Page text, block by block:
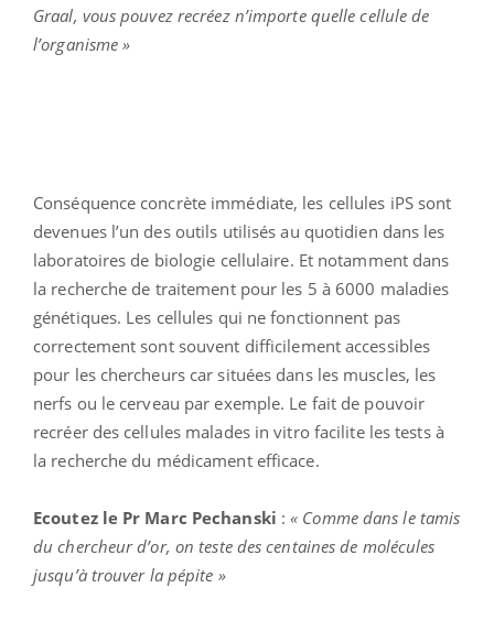
Graal, vous pouvez recréez n’importe quelle cellule de
l’organisme »
Conséquence concrète immédiate, les cellules iPS sont
devenues l’un des outils utilisés au quotidien dans les
laboratoires de biologie cellulaire. Et notamment dans
la recherche de traitement pour les 5 à 6000 maladies
génétiques. Les cellules qui ne fonctionnent pas
correctement sont souvent difficilement accessibles
pour les chercheurs car situées dans les muscles, les
nerfs ou le cerveau par exemple. Le fait de pouvoir
recréer des cellules malades in vitro facilite les tests à
la recherche du médicament efficace.
Ecoutez le Pr Marc Pechanski :« Comme dans le tamis
du chercheur d’or, on teste des centaines de molécules
jusqu’à trouver la pépite »